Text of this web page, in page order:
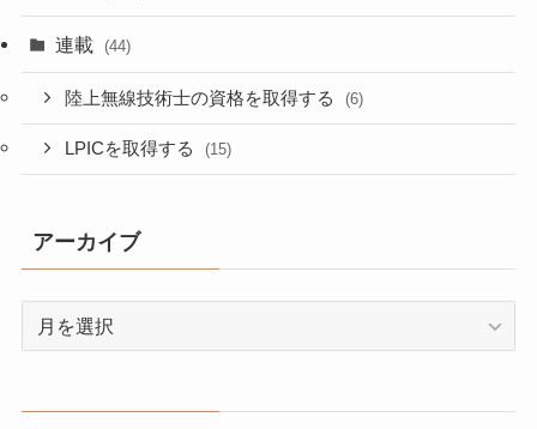
連載 (44)
陸上無線技術士の資格を取得する (6)
LPICを取得する (15)
アーカイブ